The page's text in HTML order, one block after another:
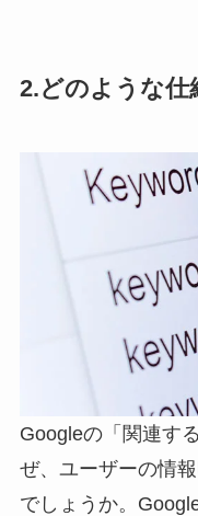
2.どのような仕
Googleの「関連す
ぜ、ユーザーの情
でしょうか。